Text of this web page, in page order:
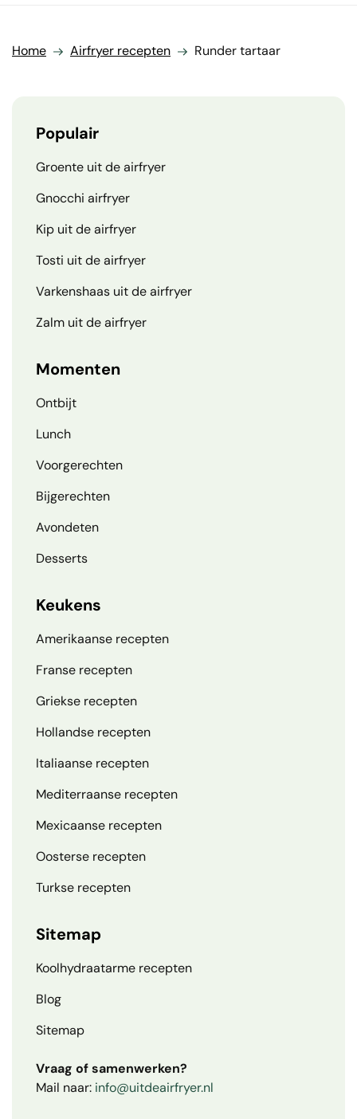
Home Airfryer recepten Runder tartaar
Populair
Groente uit de airfryer
Gnocchi airfryer
Kip uit de airfryer
Tosti uit de airfryer
Varkenshaas uit de airfryer
Zalm uit de airfryer
Momenten
Ontbijt
Lunch
Voorgerechten
Bijgerechten
Avondeten
Desserts
Keukens
Amerikaanse recepten
Franse recepten
Griekse recepten
Hollandse recepten
Italiaanse recepten
Mediterraanse recepten
Mexicaanse recepten
Oosterse recepten
Turkse recepten
Sitemap
Koolhydraatarme recepten
Blog
Sitemap
Vraag of samenwerken?
Mail naar: info@uitdeairfryer.nl